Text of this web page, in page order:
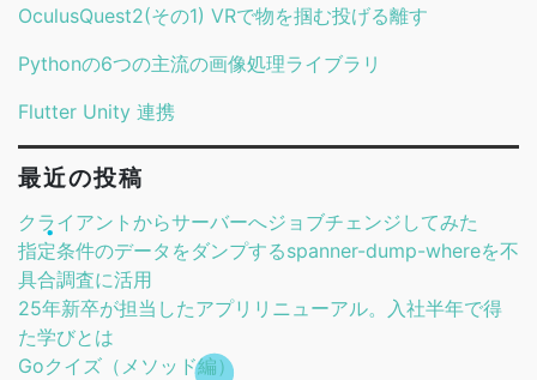
OculusQuest2(その1) VRで物を掴む投げる離す
Pythonの6つの主流の画像処理ライブラリ
Flutter Unity 連携
最近の投稿
クライアントからサーバーへジョブチェンジしてみた
指定条件のデータをダンプするspanner-dump-whereを不
具合調査に活用
25年新卒が担当したアプリリニューアル。入社半年で得
た学びとは
Goクイズ（メソッド編）